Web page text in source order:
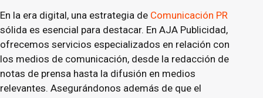
En la era digital, una estrategia de Comunicación PR
sólida es esencial para destacar. En AJA Publicidad,
ofrecemos servicios especializados en relación con
los medios de comunicación, desde la redacción de
notas de prensa hasta la difusión en medios
relevantes. Asegurándonos además de que el